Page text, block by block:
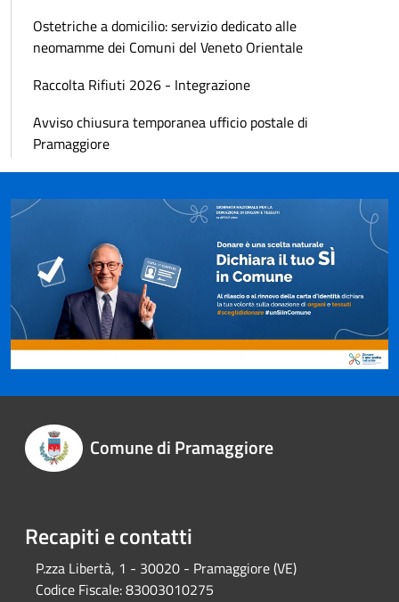
Ostetriche a domicilio: servizio dedicato alle
neomamme dei Comuni del Veneto Orientale
Raccolta Rifiuti 2026 - Integrazione
Avviso chiusura temporanea ufficio postale di
Pramaggiore
Comune di Pramaggiore
Recapiti e contatti
P.zza Libertà, 1 - 30020 - Pramaggiore (VE)
Codice Fiscale:83003010275